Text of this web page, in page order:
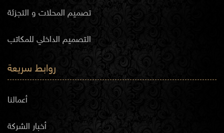
تصميم المحلات و التجزئة
التصميم الداخلي للمكاتب
روابط سريعة
أعمالنا
أخبار الشركة